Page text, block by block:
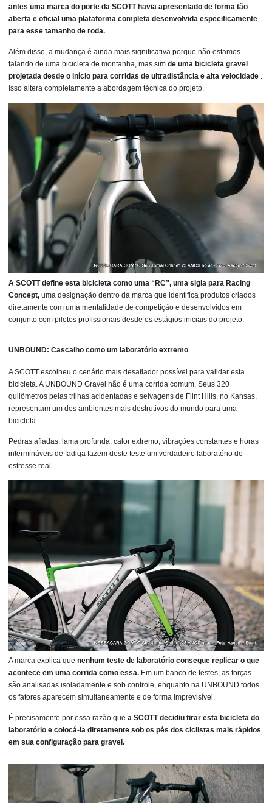
antes uma marca do porte da SCOTT havia apresentado de forma tão
aberta e oficial uma plataforma completa desenvolvida especificamente
para esse tamanho de roda.
Além disso, a mudança é ainda mais significativa porque não estamos
falando de uma bicicleta de montanha, mas sim de uma bicicleta gravel
projetada desde o início para corridas de ultradistância e alta velocidade .
Isso altera completamente a abordagem técnica do projeto.
A SCOTT define esta bicicleta como uma “RC”, uma sigla para Racing
Concept, uma designação dentro da marca que identifica produtos criados
diretamente com uma mentalidade de competição e desenvolvidos em
conjunto com pilotos profissionais desde os estágios iniciais do projeto.
UNBOUND: Cascalho como um laboratório extremo
A SCOTT escolheu o cenário mais desafiador possível para validar esta
bicicleta. A UNBOUND Gravel não é uma corrida comum. Seus 320
quilômetros pelas trilhas acidentadas e selvagens de Flint Hills, no Kansas,
representam um dos ambientes mais destrutivos do mundo para uma
bicicleta.
Pedras afiadas, lama profunda, calor extremo, vibrações constantes e horas
intermináveis ​​de fadiga fazem deste teste um verdadeiro laboratório de
estresse real.
A marca explica que nenhum teste de laboratório consegue replicar o que
acontece em uma corrida como essa. Em um banco de testes, as forças
são analisadas isoladamente e sob controle, enquanto na UNBOUND todos
os fatores aparecem simultaneamente e de forma imprevisível.
É precisamente por essa razão que a SCOTT decidiu tirar esta bicicleta do
laboratório e colocá-la diretamente sob os pés dos ciclistas mais rápidos
em sua configuração para gravel.